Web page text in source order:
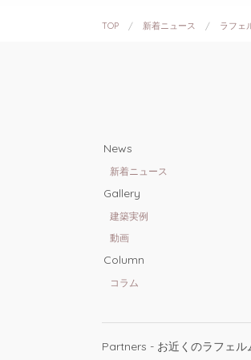
TOP 新着ニュース ラフェ
News
新着ニュース
Gallery
建築実例
動画
Column
コラム
Partners - お近くのラフェル